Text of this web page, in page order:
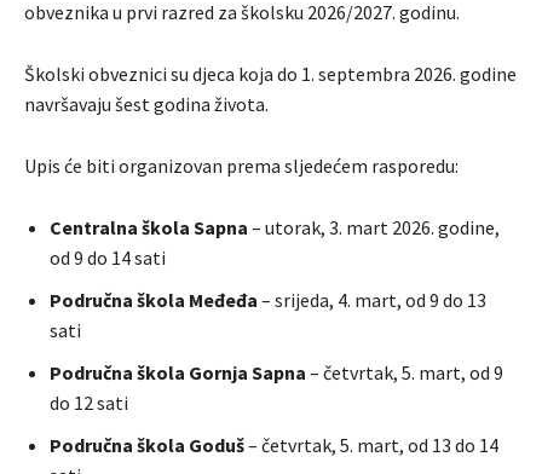
obveznika u prvi razred za školsku 2026/2027. godinu.
Školski obveznici su djeca koja do 1. septembra 2026. godine
navršavaju šest godina života.
Upis će biti organizovan prema sljedećem rasporedu:
Centralna škola Sapna – utorak, 3. mart 2026. godine,
od 9 do 14 sati
Područna škola Međeđa – srijeda, 4. mart, od 9 do 13
sati
Područna škola Gornja Sapna – četvrtak, 5. mart, od 9
do 12 sati
Područna škola Goduš– četvrtak, 5. mart, od 13 do 14